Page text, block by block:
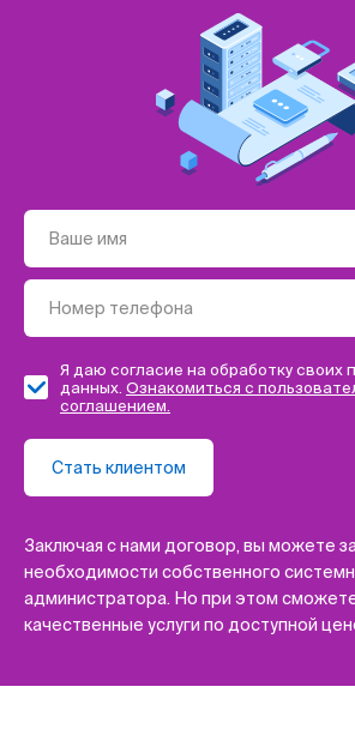
Я даю согласие на обработку своих
данных. Ознакомиться с
соглашением.
Стать клиентом
Заключая с нами договор, вы можете
необходимости собственного
администратора. Но при этом
качественные услуги по доступной